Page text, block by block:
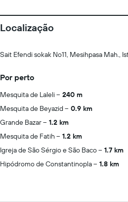
Localização
Sait Efendi sokak No11, Mesihpasa Mah.,
Por perto
Mesquita de Laleli
240 m
Mesquita de Beyazid
0.9 km
Grande Bazar
1.2 km
Mesquita de Fatih
1.2 km
Igreja de São Sérgio e São Baco
1.7 km
Hipódromo de Constantinopla
1.8 km